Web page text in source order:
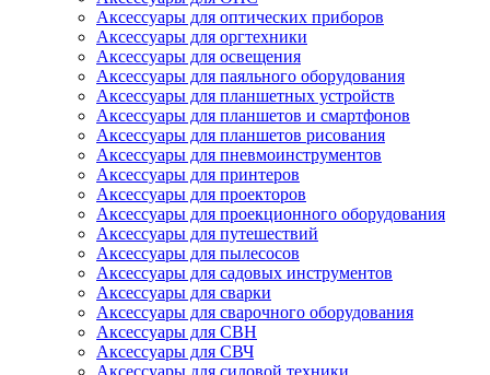
Аксессуары для оптических приборов
Аксессуары для оргтехники
Аксессуары для освещения
Аксессуары для паяльного оборудования
Аксессуары для планшетных устройств
Аксессуары для планшетов и смартфонов
Аксессуары для планшетов рисования
Аксессуары для пневмоинструментов
Аксессуары для принтеров
Аксессуары для проекторов
Аксессуары для проекционного оборудования
Аксессуары для путешествий
Аксессуары для пылесосов
Аксессуары для садовых инструментов
Аксессуары для сварки
Аксессуары для сварочного оборудования
Аксессуары для СВН
Аксессуары для СВЧ
Аксессуары для силовой техники